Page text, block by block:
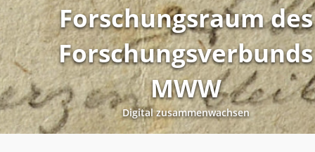
Forschungsraum des
Forschungsverbunds
MWW
Digital zusammenwachsen